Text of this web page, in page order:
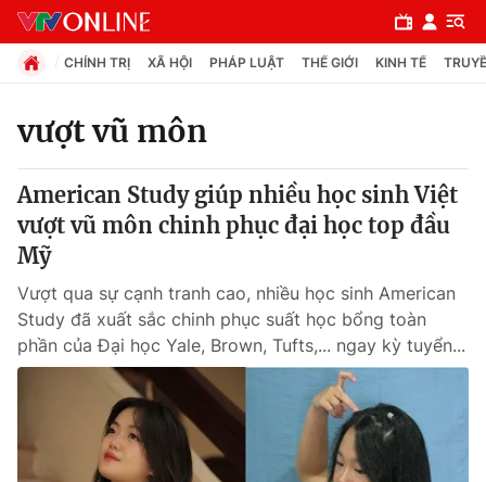
Chuyên mục
Chính trị
Pháp luật
Thế giới
CHÍNH TRỊ XÃ HỘI PHÁP LUẬT THẾ GIỚI KINH TẾ
vượt vũ môn
American Study giúp nhiều học sinh Việt
vượt vũ môn chinh phục đại học top đầu
Mỹ
Vượt qua sự cạnh tranh cao, nhiều học sinh American
Study đã xuất sắc chinh phục suất học bổng toàn
phần của Đại học Yale, Brown, Tufts,... ngay kỳ tuyển...